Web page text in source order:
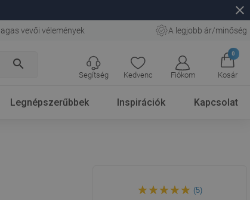
close
vevői vélemények A legjobb ár/minőség
search
Kedvenc Fiókom
0
Kosár
Segítség
Legnépszerűbbek Inspirációk Kapcsolat
Mexen Remo fekete WC-
papírtartó - 70507333-70
(5)